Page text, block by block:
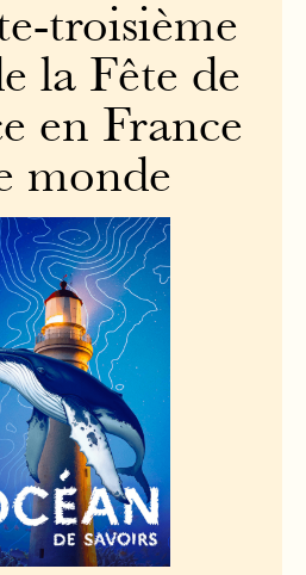
troisième
la Fête de
en France
monde